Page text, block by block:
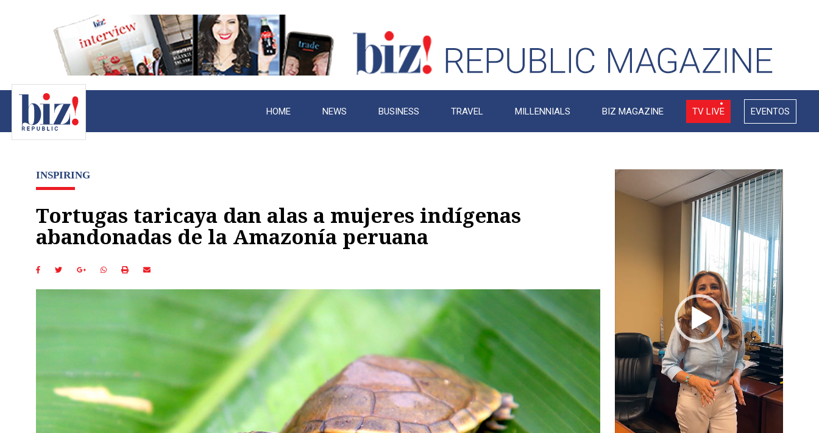
HOME NEWS BUSINESS TRAVEL MILLENNIALS BIZ MAGAZINE TV LIVE EVENTOS
INSPIRING
Tortugas taricaya dan alas a mujeres indígenas
abandonadas de la Amazonía peruana
Video
Player